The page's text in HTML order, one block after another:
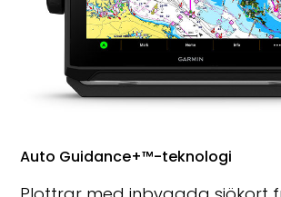
Auto Guidance+™-teknologi